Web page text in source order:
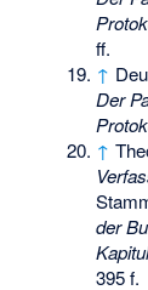
ff.
↑
Der
↑
der
395 f.